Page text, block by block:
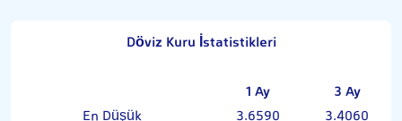
Döviz Kuru İstatistikleri
1 Ay
3 Ay